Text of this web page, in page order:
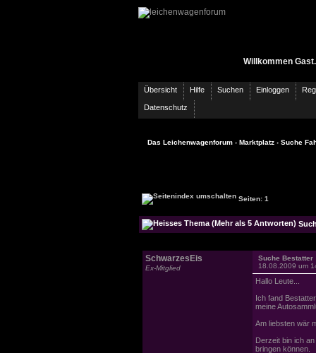
Willkommen
Übersicht Hilfe Suchen Einloggen
Datenschutz
Das Leichenwagenforum › Marktplatz › Suche
Seiten: 1
SchwarzesEis
Ex-Mitglied
Suche Bestatter
18.08.2009 um
Hallo Leute...
Ich fand
meine
Am liebsten wär
Derzeit bin ich
bringen können.